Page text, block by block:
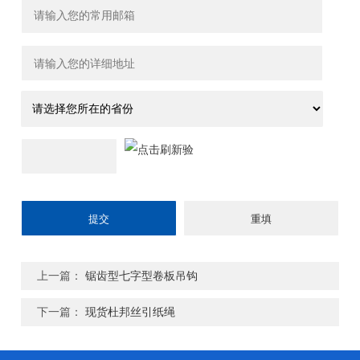
上一篇：锯齿型七字型卷板吊钩
下一篇：现货杜邦丝引纸绳